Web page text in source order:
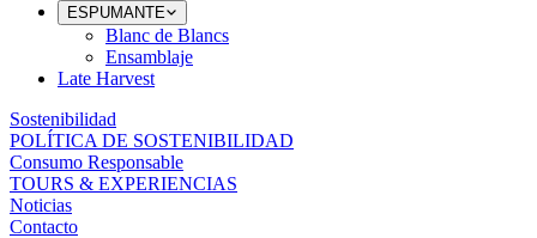
ESPUMANTE
Blanc de Blancs
Ensamblaje
Late Harvest
Sostenibilidad
POLÍTICA DE SOSTENIBILIDAD
Consumo Responsable
TOURS & EXPERIENCIAS
Noticias
Contacto